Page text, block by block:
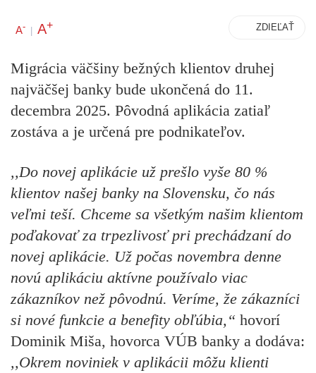
A- | A+ ZDIEĽAŤ
Migrácia väčšiny bežných klientov druhej
najväčšej banky bude ukončená do 11.
decembra 2025. Pôvodná aplikácia zatiaľ
zostáva a je určená pre podnikateľov.
,,Do novej aplikácie už prešlo vyše 80 %
klientov našej banky na Slovensku, čo nás
veľmi teší. Chceme sa všetkým našim klientom
poďakovať za trpezlivosť pri prechádzaní do
novej aplikácie. Už počas novembra denne
novú aplikáciu aktívne používalo viac
zákazníkov než pôvodnú. Veríme, že zákazníci
si nové funkcie a benefity obľúbia,“ hovorí
Dominik Miša, hovorca VÚB banky a dodáva:
,,Okrem noviniek v aplikácii môžu klienti